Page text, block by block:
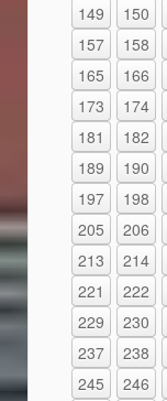
149
150
157
158
165
166
173
174
181
182
189
190
197
198
205
206
213
214
221
222
229
230
237
238
245
246